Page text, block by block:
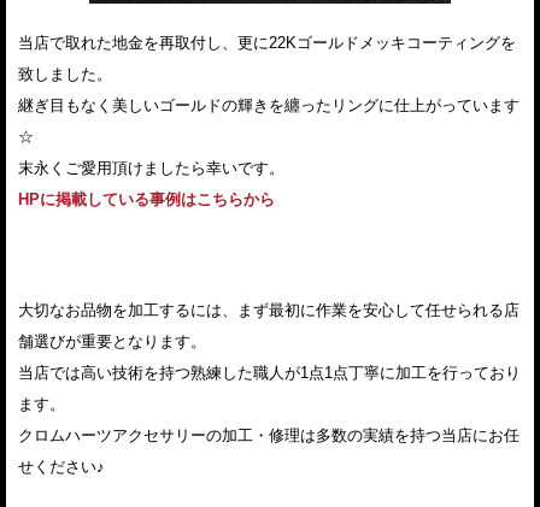
当店で取れた地金を再取付し、更に22Kゴールドメッキコーティングを
致しました。
継ぎ目もなく美しいゴールドの輝きを纏ったリングに仕上がっています
☆
末永くご愛用頂けましたら幸いです。
HPに掲載している事例はこちらから
大切なお品物を加工するには、まず最初に作業を安心して任せられる店
舗選びが重要となります。
当店では高い技術を持つ熟練した職人が1点1点丁寧に加工を行っており
ます。
クロムハーツアクセサリーの加工・修理は多数の実績を持つ当店にお任
せください♪